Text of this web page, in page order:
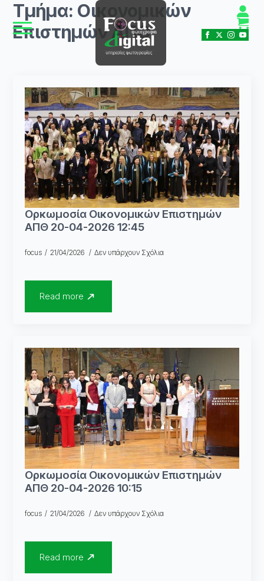
Τμήμα: Οικονομικών
Επιστημών ΑΠΘ
Ορκωμοσία Οικονομικών Επιστημών
ΑΠΘ 20-04-2026 12:45
focus 21/04/2026 Δεν υπάρχουν Σχόλια
Read more
Ορκωμοσία Οικονομικών Επιστημών
ΑΠΘ 20-04-2026 10:15
focus 21/04/2026 Δεν υπάρχουν Σχόλια
Read more